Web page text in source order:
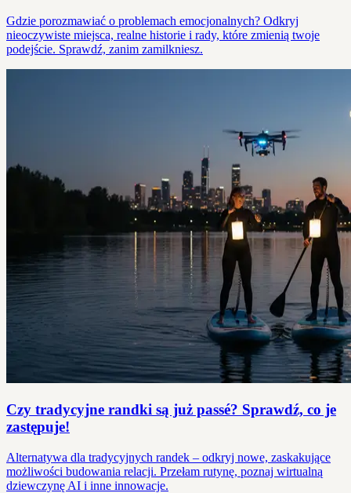
Gdzie porozmawiać o problemach emocjonalnych? Odkryj
nieoczywiste miejsca, realne historie i rady, które zmienią twoje
podejście. Sprawdź, zanim zamilkniesz.
Czy tradycyjne randki są już passé? Sprawdź, co je
zastępuje!
Alternatywa dla tradycyjnych randek – odkryj nowe, zaskakujące
możliwości budowania relacji. Przełam rutynę, poznaj wirtualną
dziewczynę AI i inne innowacje.